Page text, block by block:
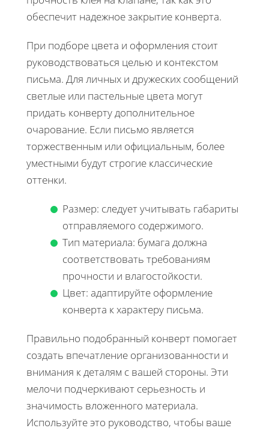
обеспечит надежное закрытие конверта.
При подборе цвета и оформления стоит
руководствоваться целью и контекстом
письма. Для личных и дружеских сообщений
светлые или пастельные цвета могут
придать конверту дополнительное
очарование. Если письмо является
торжественным или официальным, более
уместными будут строгие классические
оттенки.
Размер: следует учитывать габариты
отправляемого содержимого.
Тип материала: бумага должна
соответствовать требованиям
прочности и влагостойкости.
Цвет: адаптируйте оформление
конверта к характеру письма.
Правильно подобранный конверт помогает
создать впечатление организованности и
внимания к деталям с вашей стороны. Эти
мелочи подчеркивают серьезность и
значимость вложенного материала.
Используйте это руководство, чтобы ваше